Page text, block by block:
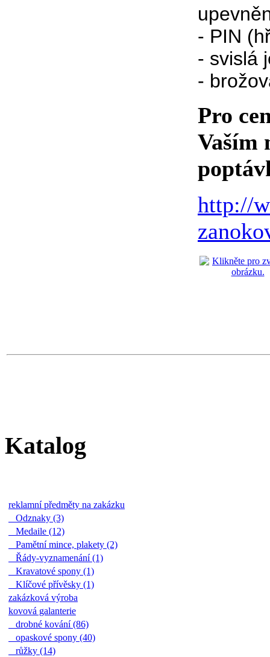
- PIN
- svislá
-
Pro
Vaším
http://
Katalog
reklamní předměty na zakázku
Odznaky (3)
Medaile (12)
Pamětní mince, plakety (2)
Řády-vyznamenání (1)
Kravatové spony (1)
Klíčové přívěsky (1)
zakázková výroba
kovová galanterie
drobné kování (86)
opaskové spony (40)
růžky (14)